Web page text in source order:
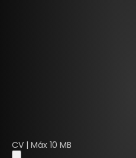
CV | Máx 10 MB